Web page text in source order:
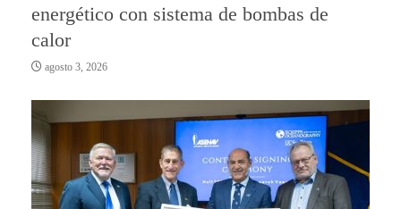
energético con sistema de bombas de
calor
agosto 3, 2026